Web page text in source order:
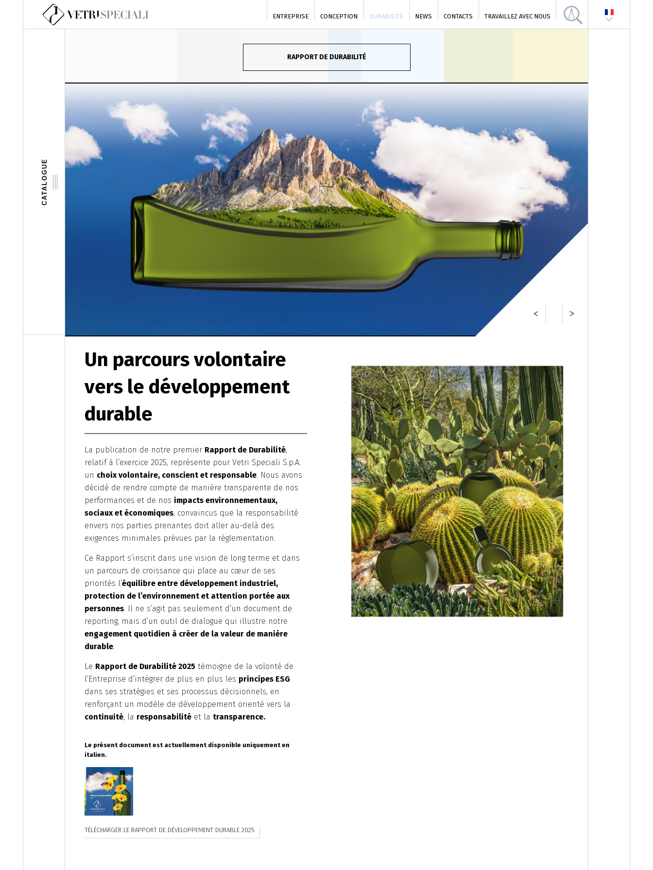
Aller au contenu principal
ENTREPRISE CONCEPTION DURABILITÉ NEWS CONTACTS TRAVAILLEZ AVEC NOUS
CATALOGUE
RAPPORT DE DURABILITÉ
Un parcours volontaire
vers le développement
durable
La publication de notre premier Rapport de Durabilité,
relatif à l’exercice 2025, représente pour Vetri Speciali S.p.A.
un choix volontaire, conscient et responsable. Nous avons
décidé de rendre compte de manière transparente de nos
performances et de nos impacts environnementaux,
sociaux et économiques, convaincus que la responsabilité
envers nos parties prenantes doit aller au-delà des
exigences minimales prévues par la réglementation.
Ce Rapport s’inscrit dans une vision de long terme et dans
un parcours de croissance qui place au cœur de ses
priorités l’équilibre entre développement industriel,
protection de l’environnement et attention portée aux
personnes. Il ne s’agit pas seulement d’un document de
reporting, mais d’un outil de dialogue qui illustre notre
engagement quotidien à créer de la valeur de manière
durable.
Le Rapport de Durabilité 2025 témoigne de la volonté de
l’Entreprise d’intégrer de plus en plus les principes ESG
dans ses stratégies et ses processus décisionnels, en
renforçant un modèle de développement orienté vers la
continuité, la responsabilité et la transparence.
Le présent document est actuellement disponible uniquement en
italien.
TÉLÉCHARGER LE RAPPORT DE DÉVELOPPEMENT DURABLE 2025